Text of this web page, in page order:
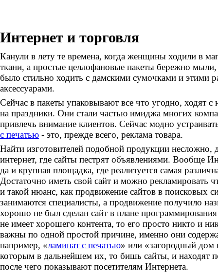
Интернет и торговля
Канули в лету те времена, когда женщины ходили в
ткани, а простые целлофановые пакеты бережно
было стильно ходить с дамскими сумочками и этими
аксессуарами.
Сейчас в пакеты упаковывают все что угодно, ходят
на праздники. Они стали частью имиджа многих
привлечь внимание клиентов. Сейчас модно
с печатью - это, прежде всего, реклама товара.
Найти изготовителей подобной продукции несложно,
интернет, где сайты пестрят объявлениями. Вообще
да и крупная площадка, где реализуется самая
Достаточно иметь свой сайт и можно рекламировать
и такой нюанс, как продвижение сайтов в поисковых
занимаются специалисты, а продвижение получило
хорошо не был сделан сайт в плане
не имеет хорошего контента, то его просто никто и
важны по одной простой причине, именно они
например, «ламинат с печатью» или «загородный дом
которым в дальнейшем их, то бишь сайты, и находят
после чего показывают посетителям Интернета.